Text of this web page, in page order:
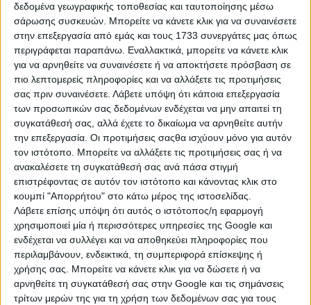
δεδομένα γεωγραφικής τοποθεσίας και ταυτοποίησης μέσω
σάρωσης συσκευών. Μπορείτε να κάνετε κλικ για να συναινέσετε
στην επεξεργασία από εμάς και τους 1733 συνεργάτες μας όπως
περιγράφεται παραπάνω. Εναλλακτικά, μπορείτε να κάνετε κλικ
για να αρνηθείτε να συναινέσετε ή να αποκτήσετε πρόσβαση σε
πιο λεπτομερείς πληροφορίες και να αλλάξετε τις προτιμήσεις
σας πριν συναινέσετε. Λάβετε υπόψη ότι κάποια επεξεργασία
των προσωπικών σας δεδομένων ενδέχεται να μην απαιτεί τη
συγκατάθεσή σας, αλλά έχετε το δικαίωμα να αρνηθείτε αυτήν
την επεξεργασία. Οι προτιμήσεις σαςθα ισχύουν μόνο για αυτόν
τον ιστότοπο. Μπορείτε να αλλάξετε τις προτιμήσεις σας ή να
ανακαλέσετε τη συγκατάθεσή σας ανά πάσα στιγμή
επιστρέφοντας σε αυτόν τον ιστότοπο και κάνοντας κλικ στο
κουμπί "Απορρήτου" στο κάτω μέρος της ιστοσελίδας.
Λάβετε επίσης υπόψη ότι αυτός ο ιστότοπος/η εφαρμογή
χρησιμοποιεί μία ή περισσότερες υπηρεσίες της Google και
ενδέχεται να συλλέγει και να αποθηκεύει πληροφορίες που
περιλαμβάνουν, ενδεικτικά, τη συμπεριφορά επίσκεψης ή
χρήσης σας. Μπορείτε να κάνετε κλικ για να δώσετε ή να
αρνηθείτε τη συγκατάθεσή σας στην Google και τις σημάνσεις
τρίτων μερών της για τη χρήση των δεδομένων σας για τους
Mendela electric mini, σχεδόν αχρησιμοποίητο.
Κωδ. Αγγελίας ΑΓ236571
Τύπος Προσφορά
Κατηγορία Είδη Bebe
Περιοχή Ηράκλειο, Πόλη Ηρακλείου, Αλικαρνασσός
Τιμή
ΠΕΡΙΣΣΟΤΕΡΑ
Ανανεώθηκε: Παρασκευή, 07 Αύγ 2026
Επικοινωνήστε με τον αγγελιοδότη